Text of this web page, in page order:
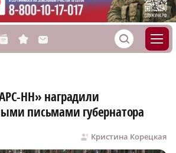
n s M S
НН» наградили
письмами губернатора
Кристина Корецкая